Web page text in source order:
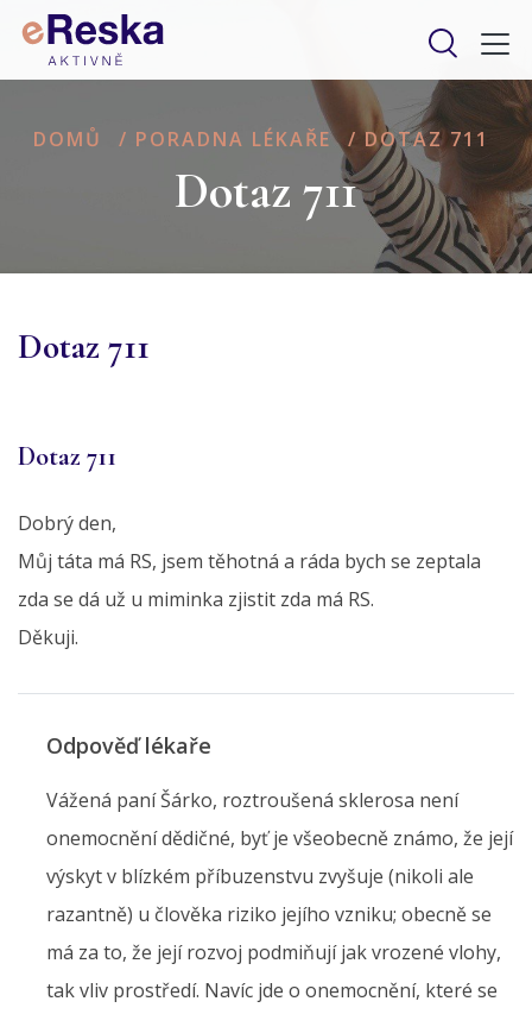
DOMŮ / PORADNA LÉKAŘE / DOTAZ 711
Dotaz 711
Dotaz 711
Dotaz 711
Dobrý den,
Můj táta má RS, jsem těhotná a ráda bych se zeptala
zda se dá už u miminka zjistit zda má RS.
Děkuji.
Odpověď lékaře
Vážená paní Šárko, roztroušená sklerosa není
onemocnění dědičné, byť je všeobecně známo, že její
výskyt v blízkém příbuzenstvu zvyšuje (nikoli ale
razantně) u člověka riziko jejího vzniku; obecně se
má za to, že její rozvoj podmiňují jak vrozené vlohy,
tak vliv prostředí. Navíc jde o onemocnění, které se